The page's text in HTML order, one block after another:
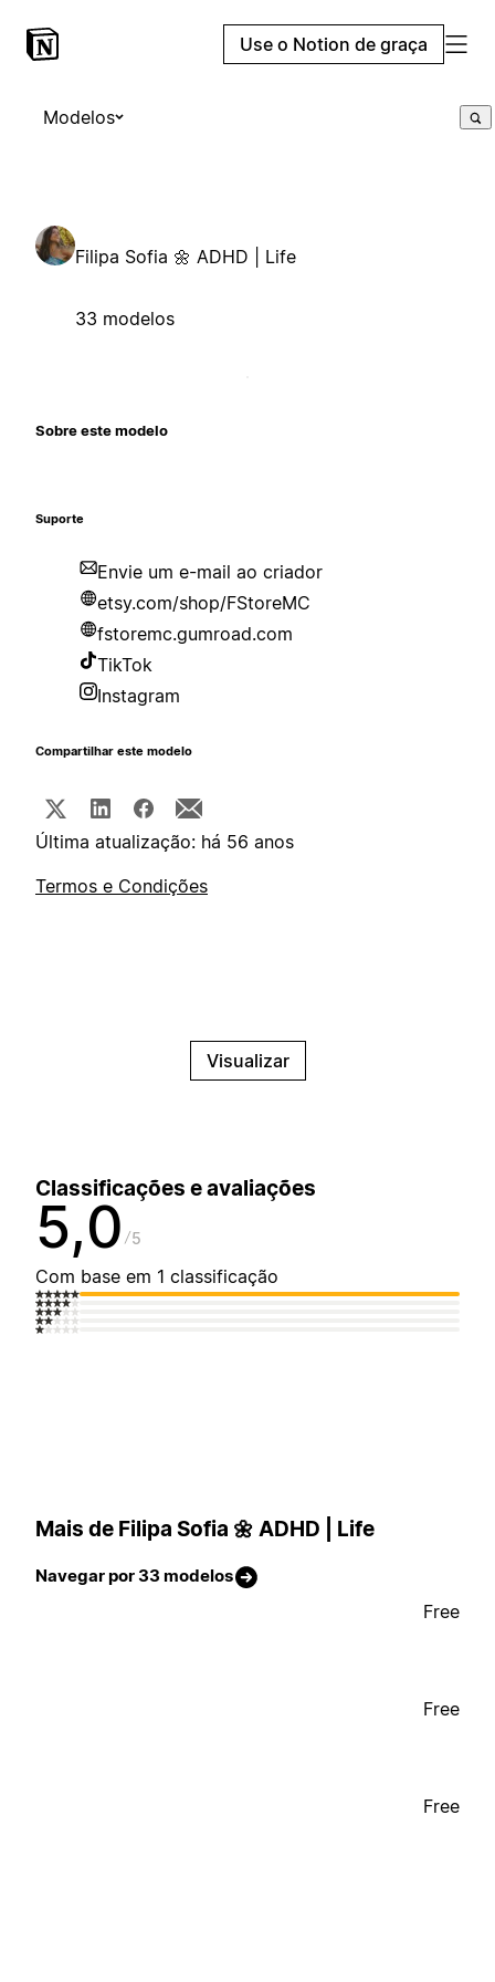
Use o Notion de graça
Modelos
Filipa Sofia 🌼 ADHD | Life
33 modelos
Sobre este modelo
Suporte
Envie um e-mail ao criador
etsy.com/shop/FStoreMC
fstoremc.gumroad.com
TikTok
Instagram
Compartilhar este modelo
Última atualização: há 56 anos
Termos e Condições
Visualizar
Classificações e avaliações
5,0 5
Com base em 1 classificação
Mais de Filipa Sofia 🌼 ADHD | Life
Navegar por 33 modelos
Free
Free
Free